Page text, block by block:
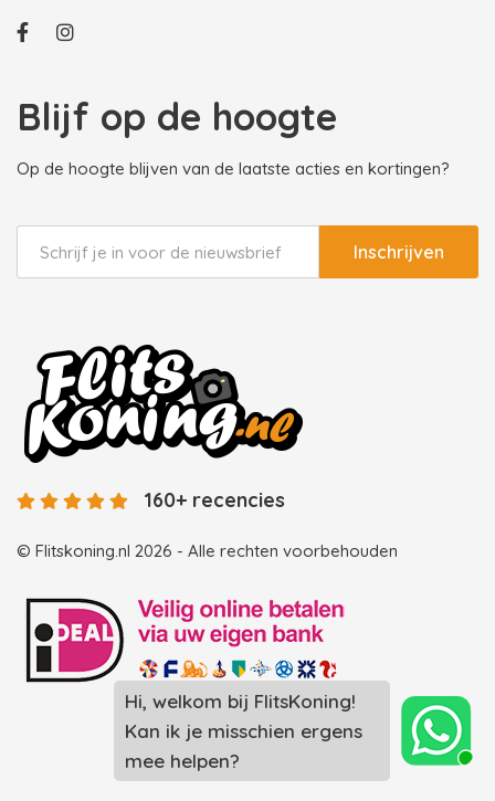
Hi, welkom bij FlitsKoning!
Kan ik je misschien ergens
mee helpen?
Blijf op de hoogte
Op de hoogte blijven van de laatste acties en kortingen?
Inschrijven
© Flitskoning.nl 2026 - Alle rechten voorbehouden
160+ recencies
Landingspagina overzicht photobooths
Landingspagina overzicht videobooths
Photobooth huren in Spijkenisse